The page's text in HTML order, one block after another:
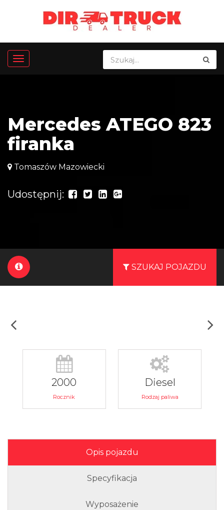
Mercedes ATEGO 823
firanka
Tomaszów Mazowiecki
Udostępnij:
SZUKAJ POJAZDU
2000
Rocznik
Diesel
Rodzaj paliwa
Opis pojazdu
Specyfikacja
Wyposażenie